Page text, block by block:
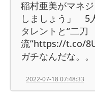
稲村亜美がマネ
しましょう」 5
タレントと“二刀
流”https://t.co/
ガチなんだな。。
2022-07-18 07:48:33